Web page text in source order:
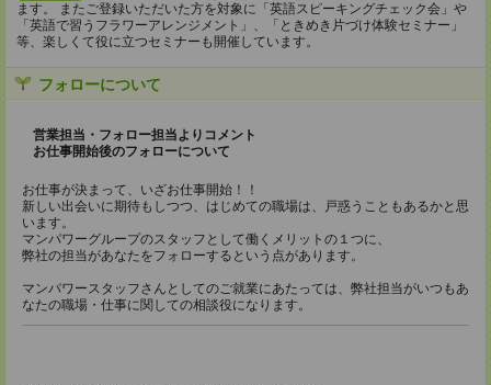
ます。 またご登録いただいた方を対象に「英語スピーキングチェック会」や
「英語で習うフラワーアレンジメント」、「ときめき片づけ体験セミナー」
等、楽しくて役に立つセミナーも開催しています。
フォローについて
営業担当・フォロー担当よりコメント
お仕事開始後のフォローについて
お仕事が決まって、いざお仕事開始！！
新しい出会いに期待もしつつ、はじめての職場は、戸惑うこともあるかと思
います。
マンパワーグループのスタッフとして働くメリットの１つに、
弊社の担当があなたをフォローするという点があります。
マンパワースタッフさんとしてのご就業にあたっては、弊社担当がいつもあ
なたの職場・仕事に関しての相談役になります。